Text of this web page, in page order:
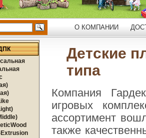
О КОМПАНИИ
Детские
типа
Компания
игровых
ассортимент
также